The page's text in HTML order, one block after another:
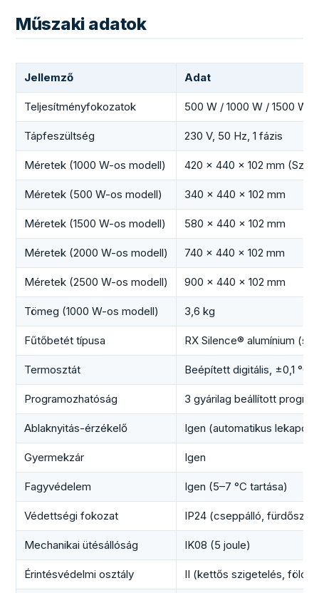
Műszaki adatok
Jellemző Adat
Teljesítményfokozatok 500 W / 1000 W / 1500 W
Tápfeszültség 230 V, 50 Hz, 1 fázis
Méretek (1000 W-os modell) 420 × 440 × 102 mm (Sz
Méretek (500 W-os modell) 340 × 440 × 102 mm
Méretek (1500 W-os modell) 580 × 440 × 102 mm
Méretek (2000 W-os modell) 740 × 440 × 102 mm
Méretek (2500 W-os modell) 900 × 440 × 102 mm
Tömeg (1000 W-os modell) 3,6 kg
Fűtőbetét típusa RX Silence® alumínium
Termosztát Beépített digitális, ±0,1 °C
Programozhatóság 3 gyárilag beállított
Ablaknyitás-érzékelő Igen (automatikus
Gyermekzár Igen
Fagyvédelem Igen (5–7 °C tartása)
Védettségi fokozat IP24 (cseppálló,
Mechanikai ütésállóság IK08 (5 joule)
Érintésvédelmi osztály II (kettős szigetelés,